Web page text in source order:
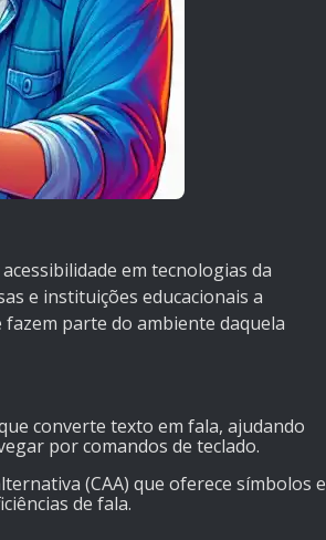
em tecnologias da
e instituições educacionais a
parte do ambiente daquela
converte texto em fala, ajudando
por comandos de teclado.
(CAA) que oferece símbolos e
de fala.